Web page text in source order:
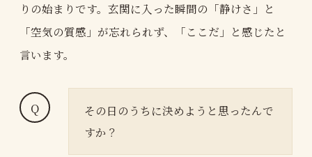
りの始まりです。玄関に入った瞬間の「静けさ」と
「空気の質感」が忘れられず、「ここだ」と感じたと
言います。
その日のうちに決めようと思ったんで
すか？